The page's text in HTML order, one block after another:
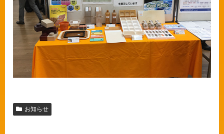
お知らせ